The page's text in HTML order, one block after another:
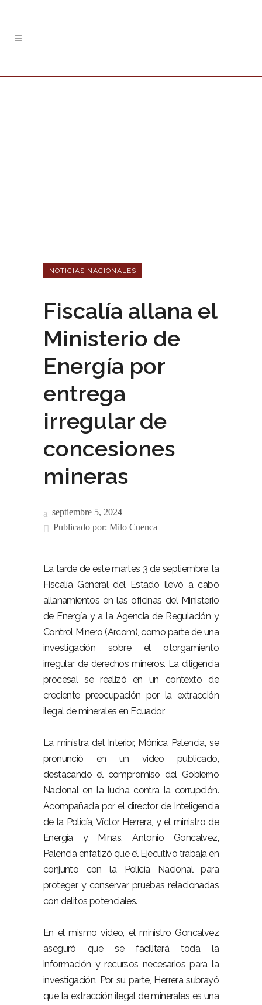
NOTICIAS NACIONALES
Fiscalía allana el
Ministerio de
Energía por
entrega
irregular de
concesiones
mineras
septiembre 5, 2024
Publicado por: Milo Cuenca
La tarde de este martes 3 de septiembre, la
Fiscalía General del Estado llevó a cabo
allanamientos en las oficinas del Ministerio
de Energía y a la Agencia de Regulación y
Control Minero (Arcom), como parte de una
investigación sobre el otorgamiento
irregular de derechos mineros. La diligencia
procesal se realizó en un contexto de
creciente preocupación por la extracción
ilegal de minerales en Ecuador.
La ministra del Interior, Mónica Palencia, se
pronunció en un video publicado,
destacando el compromiso del Gobierno
Nacional en la lucha contra la corrupción.
Acompañada por el director de Inteligencia
de la Policía, Víctor Herrera, y el ministro de
Energía y Minas, Antonio Goncalvez,
Palencia enfatizó que el Ejecutivo trabaja en
conjunto con la Policía Nacional para
proteger y conservar pruebas relacionadas
con delitos potenciales.
En el mismo video, el ministro Goncalvez
aseguró que se facilitará toda la
información y recursos necesarios para la
investigación. Por su parte, Herrera subrayó
que la extracción ilegal de minerales es una